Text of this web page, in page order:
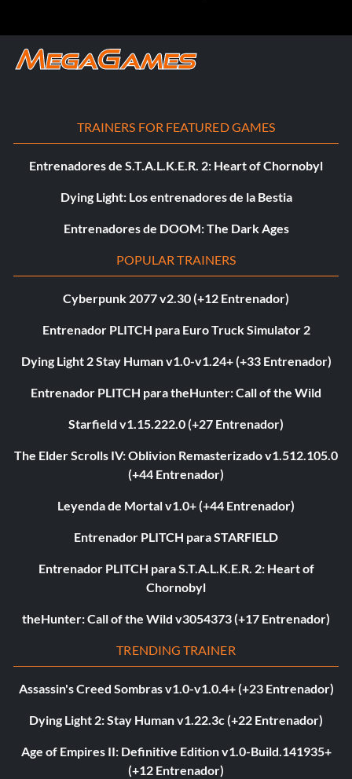
TRAINERS FOR FEATURED GAMES
Entrenadores de S.T.A.L.K.E.R. 2: Heart of Chornobyl
Dying Light: Los entrenadores de la Bestia
Entrenadores de DOOM: The Dark Ages
POPULAR TRAINERS
Cyberpunk 2077 v2.30 (+12 Entrenador)
Entrenador PLITCH para Euro Truck Simulator 2
Dying Light 2 Stay Human v1.0-v1.24+ (+33 Entrenador)
Entrenador PLITCH para theHunter: Call of the Wild
Starfield v1.15.222.0 (+27 Entrenador)
The Elder Scrolls IV: Oblivion Remasterizado v1.512.105.0
(+44 Entrenador)
Leyenda de Mortal v1.0+ (+44 Entrenador)
Entrenador PLITCH para STARFIELD
Entrenador PLITCH para S.T.A.L.K.E.R. 2: Heart of
Chornobyl
theHunter: Call of the Wild v3054373 (+17 Entrenador)
TRENDING TRAINER
Assassin's Creed Sombras v1.0-v1.0.4+ (+23 Entrenador)
Dying Light 2: Stay Human v1.22.3c (+22 Entrenador)
Age of Empires II: Definitive Edition v1.0-Build.141935+
(+12 Entrenador)